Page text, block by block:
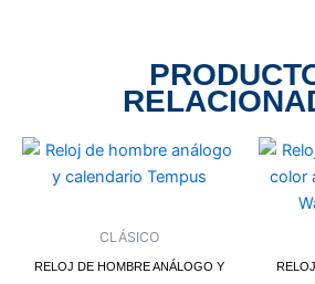
CLÁSICO
RELOJ DE HOMBRE ANÁLOGO Y